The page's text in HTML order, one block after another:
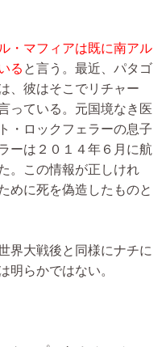
・マフィアは既に南アル
る と言う。最近、パタゴ
、彼はそこでリチャー
っている。元国境なき医
・ロックフェラーの息子
ーは２０１４年６月に航
。この情報が正しけれ
めに死を偽造したものと
界大戦後と同様にナチに
明らかではない。